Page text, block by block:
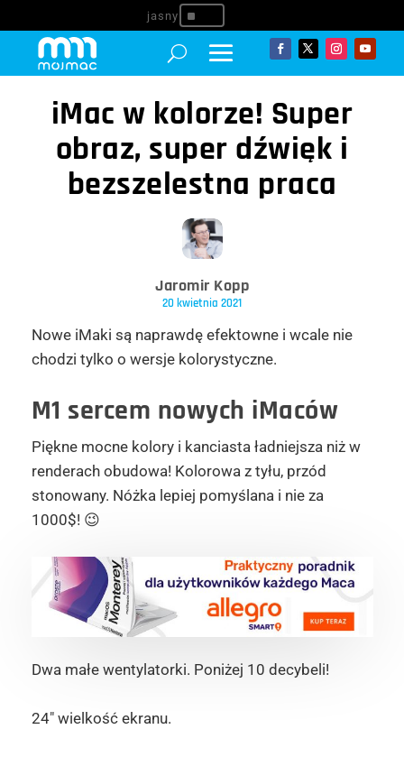
^
iMac w kolorze! Super
obraz, super dźwięk i
bezszelestna praca
Jaromir Kopp
20 kwietnia 2021
Nowe iMaki są naprawdę efektowne i wcale nie
chodzi tylko o wersje kolorystyczne.
M1 sercem nowych iMaców
Piękne mocne kolory i kanciasta ładniejsza niż w
renderach obudowa! Kolorowa z tyłu, przód
stonowany. Nóżka lepiej pomyślana i nie za
1000$! 😉
Dwa małe wentylatorki. Poniżej 10 decybeli!
24″ wielkość ekranu.